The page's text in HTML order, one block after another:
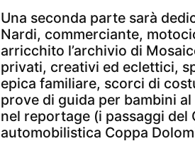
Una seconda parte sarà
Nardi, commerciante,
arricchito l’archivio di
privati, creativi ed eclettici,
epica familiare, scorci di
prove di guida per bambini
nel reportage (i passaggi del
automobilistica Coppa